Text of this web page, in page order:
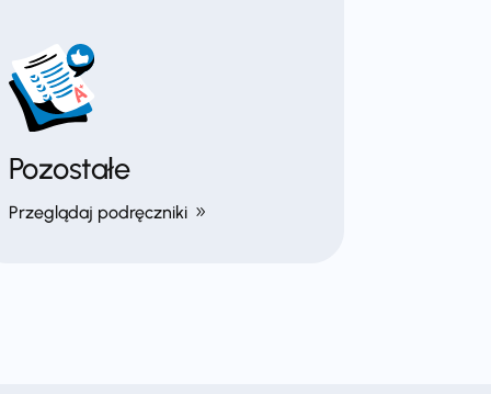
Pozostałe
Przeglądaj podręczniki